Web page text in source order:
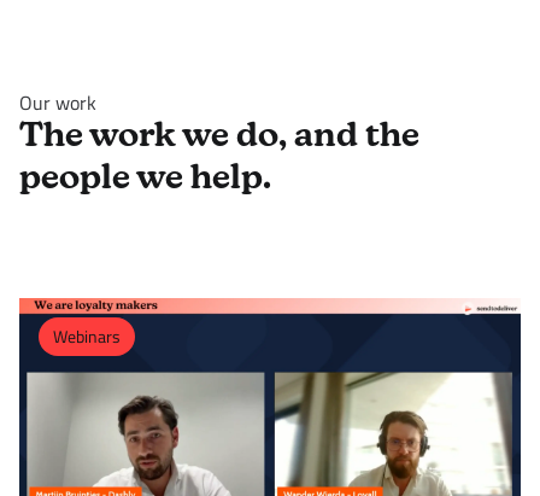
Our work
The work we do, and the
people we help.
Webinars